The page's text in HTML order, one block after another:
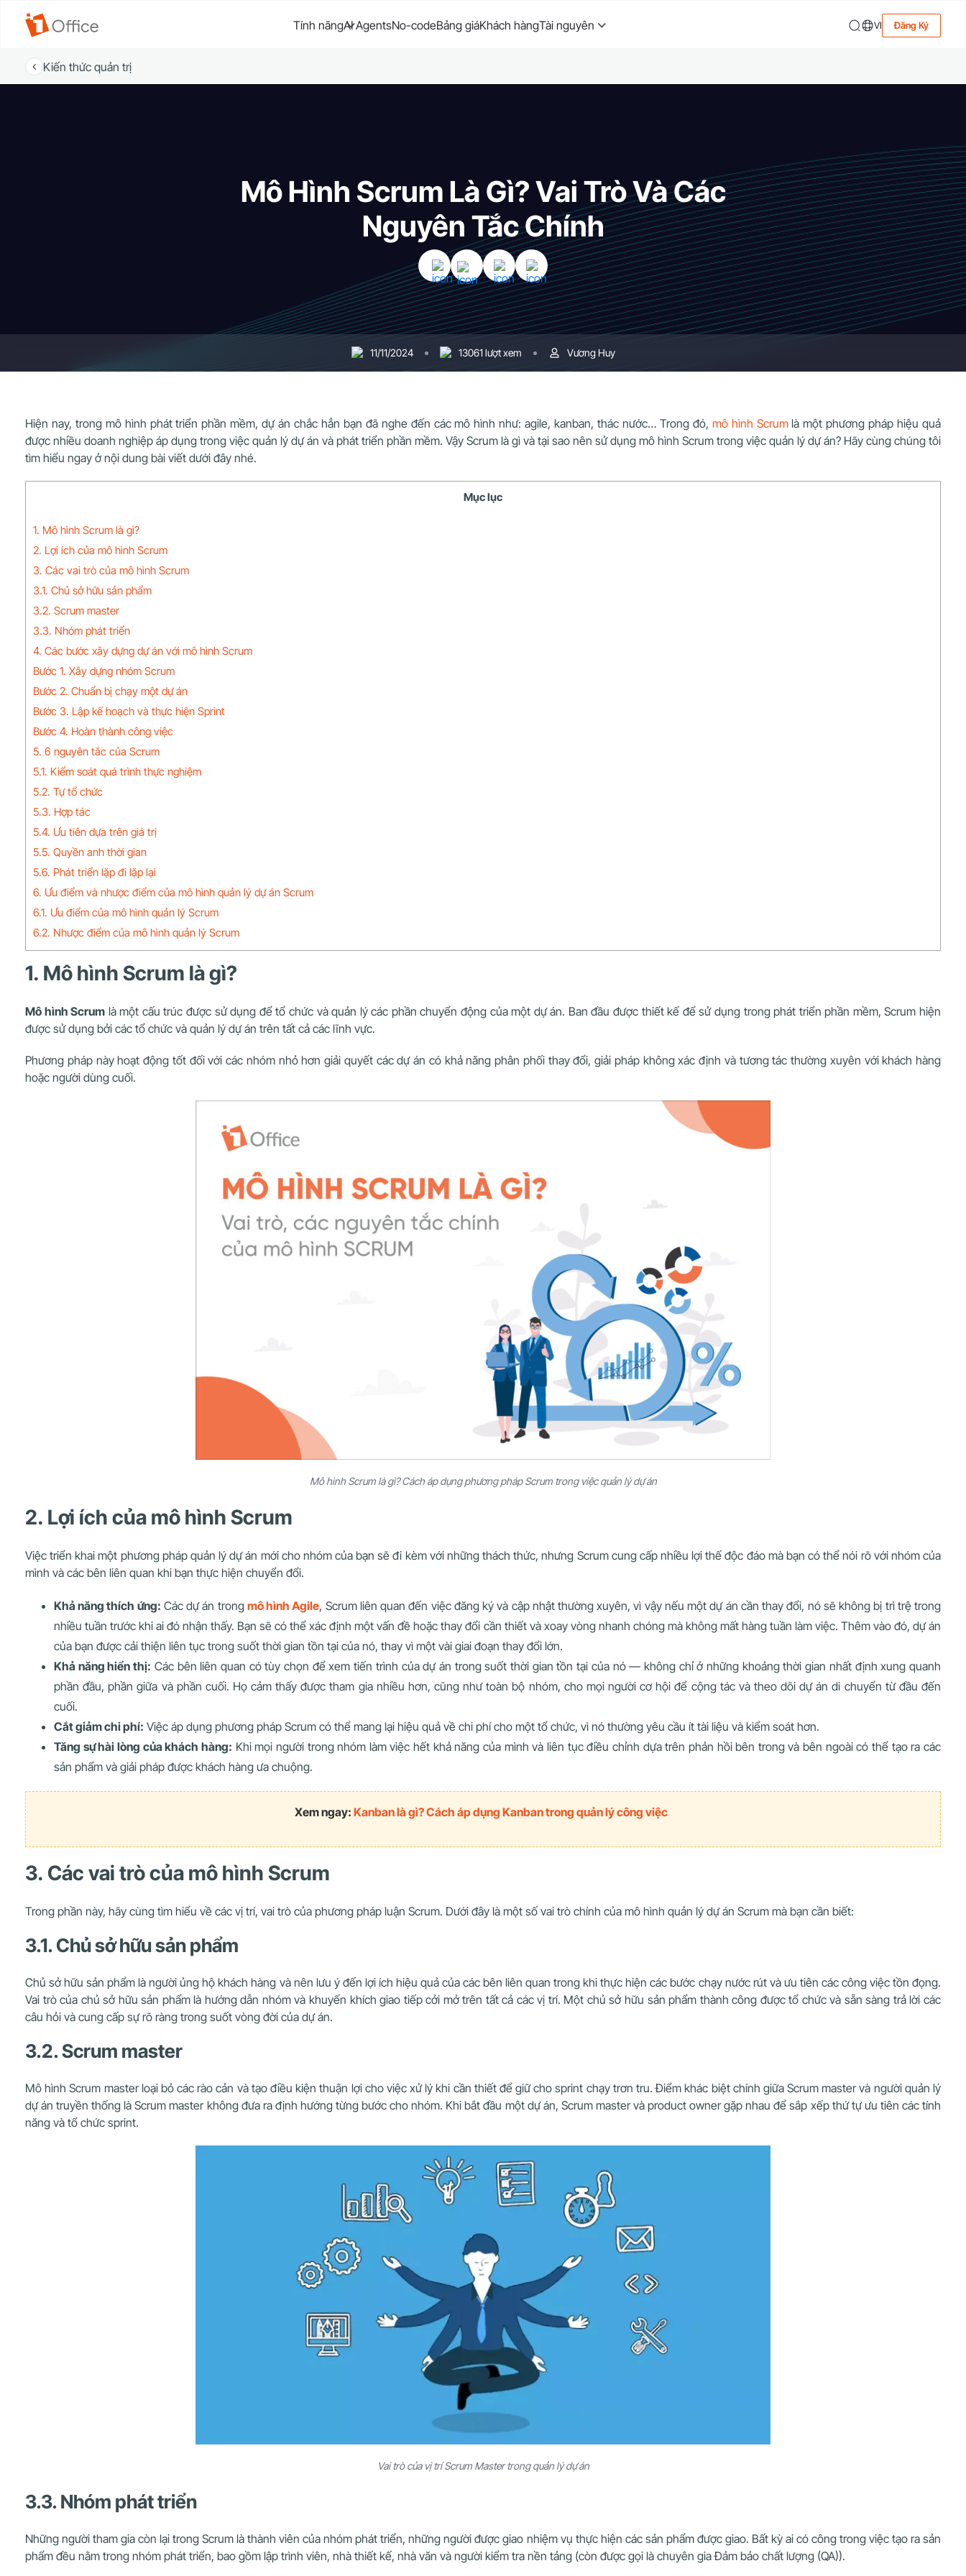
Tính năngAI AgentsNo-codeBảng giáKhách hàngTài nguyên VI Đăng Ký
Kiến thức quản trị
Mô Hình Scrum Là Gì? Vai Trò Và Các
Nguyên Tắc Chính
11/11/2024 13061 lượt xem Vương Huy
Hiện nay, trong mô hình phát triển phần mềm, dự án chắc hẳn bạn đã nghe đến các mô hình như: agile, kanban, thác nước… Trong đó, mô hình Scrumlà một phương pháp hiệu quả
được nhiều doanh nghiệp áp dụng trong việc quản lý dự án và phát triển phần mềm. Vậy Scrum là gì và tại sao nên sử dụng mô hình Scrum trong việc quản lý dự án? Hãy cùng chúng tôi
tìm hiểu ngay ở nội dung bài viết dưới đây nhé.
Mục lục
1. Mô hình Scrum là gì?
2. Lợi ích của mô hình Scrum
3. Các vai trò của mô hình Scrum
3.1. Chủ sở hữu sản phẩm
3.2. Scrum master
3.3. Nhóm phát triển
4. Các bước xây dựng dự án với mô hình Scrum
Bước 1. Xây dựng nhóm Scrum
Bước 2. Chuẩn bị chạy một dự án
Bước 3. Lập kế hoạch và thực hiện Sprint
Bước 4. Hoàn thành công việc
5. 6 nguyên tắc của Scrum
5.1. Kiểm soát quá trình thực nghiệm
5.2. Tự tổ chức
5.3. Hợp tác
5.4. Ưu tiên dựa trên giá trị
5.5. Quyền anh thời gian
5.6. Phát triển lặp đi lặp lại
6. Ưu điểm và nhược điểm của mô hình quản lý dự án Scrum
6.1. Ưu điểm của mô hình quản lý Scrum
6.2. Nhược điểm của mô hình quản lý Scrum
1. Mô hình Scrum là gì?
Mô hình Scrum là một cấu trúc được sử dụng để tổ chức và quản lý các phần chuyển động của một dự án. Ban đầu được thiết kế để sử dụng trong phát triển phần mềm, Scrum hiện
được sử dụng bởi các tổ chức và quản lý dự án trên tất cả các lĩnh vực.
Phương pháp này hoạt động tốt đối với các nhóm nhỏ hơn giải quyết các dự án có khả năng phân phối thay đổi, giải pháp không xác định và tương tác thường xuyên với khách hàng
hoặc người dùng cuối.
Mô hình Scrum là gì? Cách áp dụng phương pháp Scrum trong việc quản lý dự án
2. Lợi ích của mô hình Scrum
Việc triển khai một phương pháp quản lý dự án mới cho nhóm của bạn sẽ đi kèm với những thách thức, nhưng Scrum cung cấp nhiều lợi thế độc đáo mà bạn có thể nói rõ với nhóm của
mình và các bên liên quan khi bạn thực hiện chuyển đổi.
Khả năng thích ứng: Các dự án trong mô hình Agile, Scrum liên quan đến việc đăng ký và cập nhật thường xuyên, vì vậy nếu một dự án cần thay đổi, nó sẽ không bị trì trệ trong
nhiều tuần trước khi ai đó nhận thấy. Bạn sẽ có thể xác định một vấn đề hoặc thay đổi cần thiết và xoay vòng nhanh chóng mà không mất hàng tuần làm việc. Thêm vào đó, dự án
của bạn được cải thiện liên tục trong suốt thời gian tồn tại của nó, thay vì một vài giai đoạn thay đổi lớn.
Khả năng hiển thị: Các bên liên quan có tùy chọn để xem tiến trình của dự án trong suốt thời gian tồn tại của nó — không chỉ ở những khoảng thời gian nhất định xung quanh
phần đầu, phần giữa và phần cuối. Họ cảm thấy được tham gia nhiều hơn, cũng như toàn bộ nhóm, cho mọi người cơ hội để cộng tác và theo dõi dự án di chuyển từ đầu đến
cuối.
Cắt giảm chi phí: Việc áp dụng phương pháp Scrum có thể mang lại hiệu quả về chi phí cho một tổ chức, vì nó thường yêu cầu ít tài liệu và kiểm soát hơn.
Tăng sự hài lòng của khách hàng: Khi mọi người trong nhóm làm việc hết khả năng của mình và liên tục điều chỉnh dựa trên phản hồi bên trong và bên ngoài có thể tạo ra các
sản phẩm và giải pháp được khách hàng ưa chuộng.
Xem ngay: Kanban là gì? Cách áp dụng Kanban trong quản lý công việc
3. Các vai trò của mô hình Scrum
Trong phần này, hãy cùng tìm hiểu về các vị trí, vai trò của phương pháp luận Scrum. Dưới đây là một số vai trò chính của mô hình quản lý dự án Scrum mà bạn cần biết:
3.1. Chủ sở hữu sản phẩm
Chủ sở hữu sản phẩm là người ủng hộ khách hàng và nên lưu ý đến lợi ích hiệu quả của các bên liên quan trong khi thực hiện các bước chạy nước rút và ưu tiên các công việc tồn đọng.
Vai trò của chủ sở hữu sản phẩm là hướng dẫn nhóm và khuyến khích giao tiếp cởi mở trên tất cả các vị trí. Một chủ sở hữu sản phẩm thành công được tổ chức và sẵn sàng trả lời các
câu hỏi và cung cấp sự rõ ràng trong suốt vòng đời của dự án.
3.2. Scrum master
Mô hình Scrum master loại bỏ các rào cản và tạo điều kiện thuận lợi cho việc xử lý khi cần thiết để giữ cho sprint chạy trơn tru. Điểm khác biệt chính giữa Scrum master và người quản lý
dự án truyền thống là Scrum master không đưa ra định hướng từng bước cho nhóm. Khi bắt đầu một dự án, Scrum master và product owner gặp nhau để sắp xếp thứ tự ưu tiên các tính
năng và tổ chức sprint.
Vai trò của vị trí Scrum Master trong quản lý dự án
3.3. Nhóm phát triển
Những người tham gia còn lại trong Scrum là thành viên của nhóm phát triển, những người được giao nhiệm vụ thực hiện các sản phẩm được giao. Bất kỳ ai có công trong việc tạo ra sản
phẩm đều nằm trong nhóm phát triển, bao gồm lập trình viên, nhà thiết kế, nhà văn và người kiểm tra nền tảng (còn được gọi là chuyên gia Đảm bảo chất lượng (QA)).